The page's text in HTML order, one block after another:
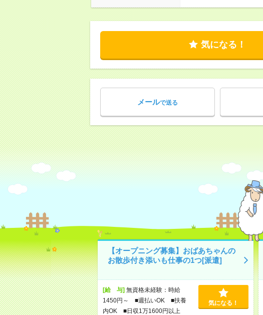
気になる！
メールで送る
【オープニング募集】おばあちゃんの
お散歩付き添いも仕事の1つ[派遣]
[給 与]無資格未経験：時給
1450円～ ■週払いOK ■扶養
内OK ■日収1万1600円以上
気になる！